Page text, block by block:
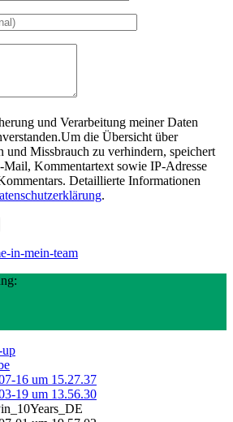
und Verarbeitung meiner Daten
Um die Übersicht über
und Missbrauch zu verhindern, speichert
Mail, Kommentartext sowie IP-Adresse
Detaillierte Informationen
.